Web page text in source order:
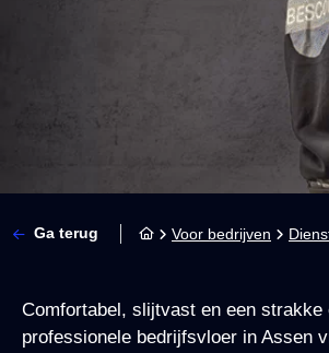
Ga terug Voor bedrijven
Comfortabel, slijtvast en een strakke
professionele bedrijfsvloer in Assen